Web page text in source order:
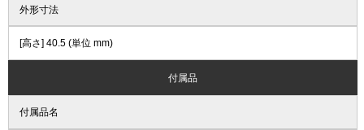
外形寸法
[高さ] 40.5 (単位 mm)
付属品
付属品名